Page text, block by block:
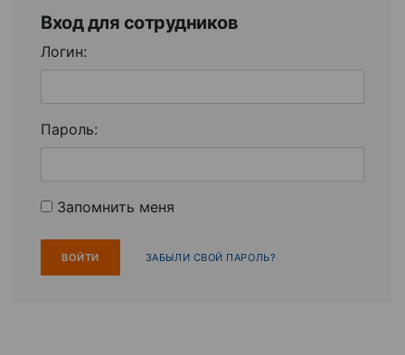
Вход для сотрудников
Логин:
Пароль:
Запомнить меня
ЗАБЫЛИ СВОЙ ПАРОЛЬ?